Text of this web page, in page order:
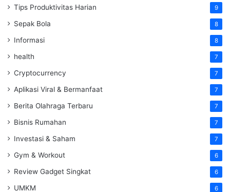
Tips Produktivitas Harian 9
Sepak Bola 8
Informasi 8
health 7
Cryptocurrency 7
Aplikasi Viral & Bermanfaat 7
Berita Olahraga Terbaru 7
Bisnis Rumahan 7
Investasi & Saham 7
Gym & Workout 6
Review Gadget Singkat 6
UMKM 6